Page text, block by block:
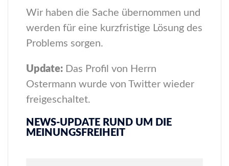
Wir haben die Sache übernommen und
werden für eine kurzfristige Lösung des
Problems sorgen.
Update: Das Profil von Herrn
Ostermann wurde von Twitter wieder
freigeschaltet.
NEWS-UPDATE RUND UM DIE
MEINUNGSFREIHEIT